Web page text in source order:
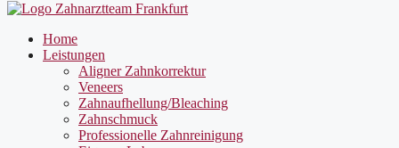
Home
Leistungen
Aligner Zahnkorrektur
Veneers
Zahnaufhellung/Bleaching
Zahnschmuck
Professionelle Zahnreinigung